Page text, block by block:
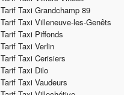
Tarif Taxi Grandchamp 89
Tarif Taxi Villeneuve-les-Genêts
Tarif Taxi Piffonds
Tarif Taxi Verlin
Tarif Taxi Cerisiers
Tarif Taxi Dilo
Tarif Taxi Vaudeurs